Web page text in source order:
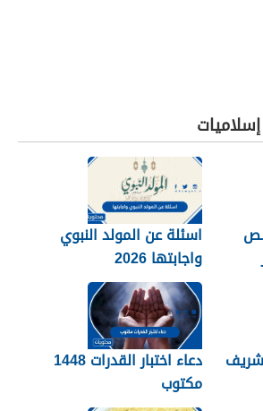
اسئلة عن المولد النبوي
واجابتها 2026
دعاء اختبار القدرات 1448
مكتوب